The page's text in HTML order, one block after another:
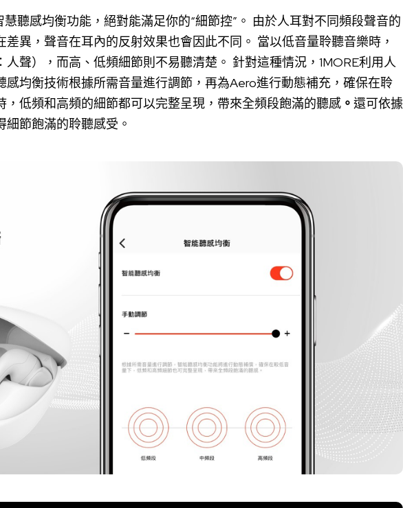
聽感均衡功能，絕對能滿足你的“細節控”。 由於人耳對不同頻段聲音的
異，聲音在耳內的反射效果也會因此不同。 當以低音量聆聽音樂時，
聲），而高、低頻細節則不易聽清楚。 針對這種情況，1MORE利用人
感均衡技術根據所需音量進行調節，再為Aero進行動態補充，確保在聆
，低頻和高頻的細節都可以完整呈現，帶來全頻段飽滿的聽感 。 還可依據
節飽滿的聆聽感受。